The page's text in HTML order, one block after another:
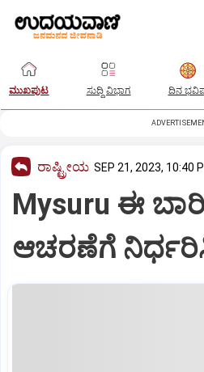
ಮುಖಪುಟ ಸುದ್ದಿ ವಿಭಾಗ ದಿನ
ರಾಷ್ಟ್ರೀಯ SEP 21, 2023, 10:40
Mysuru ಈ
ಆಚರಣೆಗೆ